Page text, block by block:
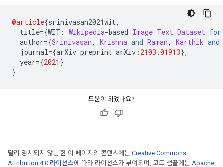
@article{srinivasan2021wit,
title={WIT : Wikipedia-based Image Text Dataset for
author={Srinivasan, Krishna and Raman, Karthik and
journal={arXiv preprint arXiv : 2103.01913},
year={2021 }
}
도움이 되었나요?
달리 명시되지 않는 한 이 페이지의 콘텐츠에는 Creative Commons
Attribution 4.0 라이선스에 따라 라이선스가 부여되며, 코드 샘플에는 Apache